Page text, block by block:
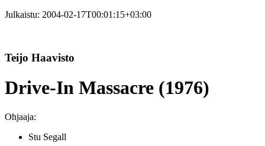
Julkaistu: 2004-02-17T00:01:15+03:00
Teijo Haavisto
Drive-In Massacre (1976)
Ohjaaja:
Stu Segall